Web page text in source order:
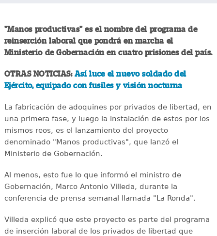
"Manos productivas" es el nombre del programa de
reinserción laboral que pondrá en marcha el
Ministerio de Gobernación en cuatro prisiones del país.
OTRAS NOTICIAS: Así luce el nuevo soldado del
Ejército, equipado con fusiles y visión nocturna
La fabricación de adoquines por privados de libertad, en
una primera fase, y luego la instalación de estos por los
mismos reos, es el lanzamiento del proyecto
denominado "Manos productivas", que lanzó el
Ministerio de Gobernación.
Al menos, esto fue lo que informó el ministro de
Gobernación, Marco Antonio Villeda, durante la
conferencia de prensa semanal llamada "La Ronda".
Villeda explicó que este proyecto es parte del programa
de inserción laboral de los privados de libertad que